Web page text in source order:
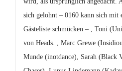
sich gelohnt – 0160 kann sich mit
Gästeliste schmücken – , Toni
von Heads. , Marc Grewe
Munde (inotdance), Sarah (Black